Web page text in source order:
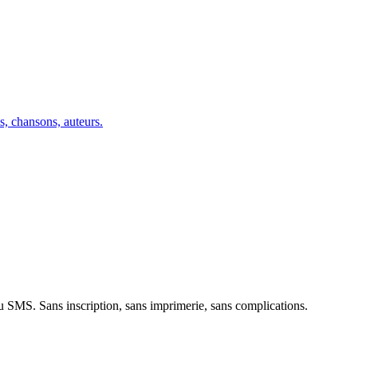
chansons, auteurs.
Sans inscription, sans imprimerie, sans complications.